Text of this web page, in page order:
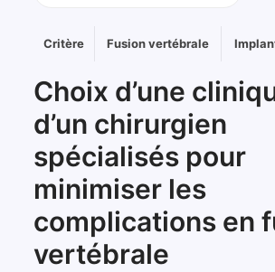
un
pour
n’afficher
que
lui
dans
le
tableau
comparatif
pour
fusion
vertébrale
et
implants
dynamiques
plusieurs
médicaux.
Critère Fusion vertébrale
Choix d’une
d’un chirurgien
spécialisés pour
minimiser les
complications en
vertébrale